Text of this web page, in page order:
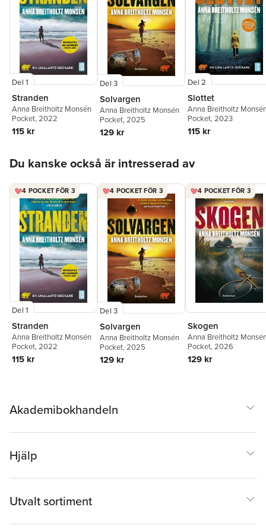
Del 1
Stranden
Anna Breitholtz Monsén
Pocket, 2022
115 kr
Del 3
Solvargen
Anna Breitholtz Monsén
Pocket, 2025
129 kr
Del 2
Slottet
Anna Breitholtz
Pocket, 2023
115 kr
Du kanske också är intresserad av
4 POCKET FÖR 3
Del 1
Stranden
Anna Breitholtz Monsén
Pocket, 2022
115 kr
4 POCKET FÖR 3
Del 3
Solvargen
Anna Breitholtz Monsén
Pocket, 2025
129 kr
4 POCKET FÖR 3
Skogen
Anna Breitholtz
Pocket, 2026
129 kr
Akademibokhandeln
Hjälp
Utvalt sortiment